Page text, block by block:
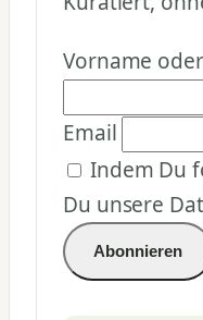
Vorname
Email
Indem Du
Du unsere